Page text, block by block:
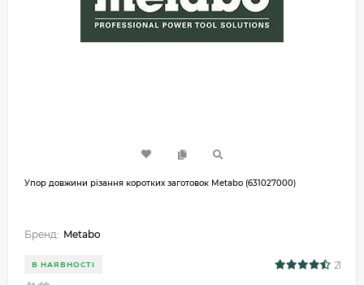
Упор довжини різання коротких заготовок Metabo (631027000)
Бренд: Metabo
В НАЯВНОСТІ 21